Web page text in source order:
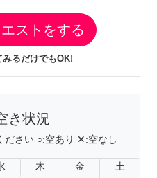
ストをする
みるだけでもOK!
き状況
ださい ○:空あり ✕:空なし
木 金 土